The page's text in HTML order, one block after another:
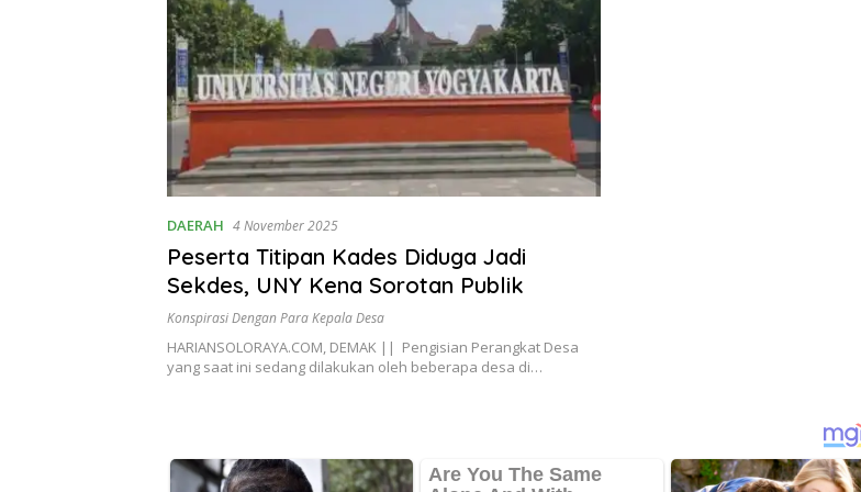
DAERAH 4 November 2025
Peserta Titipan Kades Diduga Jadi
Sekdes, UNY Kena Sorotan Publik
Konspirasi Dengan Para Kepala Desa
HARIANSOLORAYA.COM, DEMAK || Pengisian Perangkat Desa
yang saat ini sedang dilakukan oleh beberapa desa di…